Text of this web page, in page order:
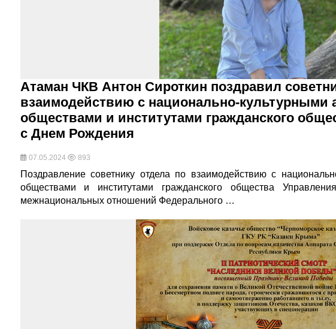
Атаман ЧКВ Антон Сироткин поздравил
взаимодействию с национально-культурными
обществами и институтами гражданского
с Днем Рождения
07.05.2024 893
Поздравление советнику отдела по взаимодействию с
обществами и институтами гражданского общества
межнациональных отношений Федерального …